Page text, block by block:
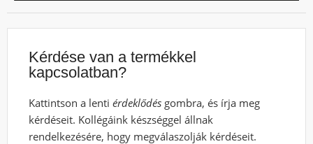
Kérdése van a termékkel
kapcsolatban?
Kattintson a lentiérdeklődés gombra, és írja meg
kérdéseit. Kollégáink készséggel állnak
rendelkezésére, hogy megválaszolják kérdéseit.